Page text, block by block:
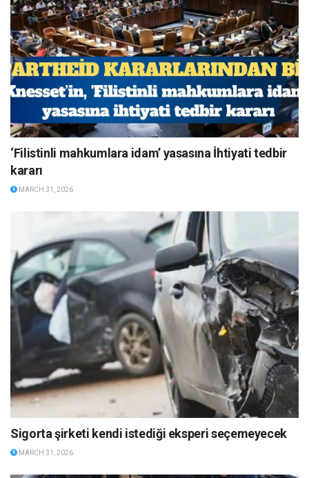
‘Filistinli mahkumlara idam’ yasasına İhtiyati tedbir
kararı
MARCH 31, 2026
Sigorta şirketi kendi istediği eksperi seçemeyecek
MARCH 31, 2026